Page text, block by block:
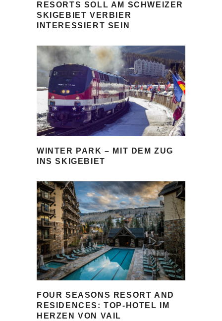
RESORTS SOLL AM SCHWEIZER
SKIGEBIET VERBIER
INTERESSIERT SEIN
WINTER PARK – MIT DEM ZUG
INS SKIGEBIET
FOUR SEASONS RESORT AND
RESIDENCES: TOP-HOTEL IM
HERZEN VON VAIL